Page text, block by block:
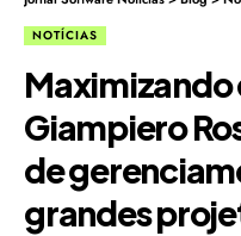
NOTÍCIAS
Giampiero
de
grandes